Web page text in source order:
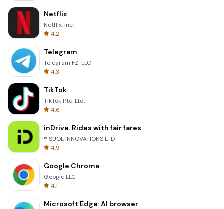
Netflix
Netflix, Inc.
4.2
Telegram
Telegram FZ-LLC
4.3
TikTok
TikTok Pte. Ltd.
4.6
inDrive. Rides with fair fares
® SUOL INNOVATIONS LTD
4.9
Google Chrome
Google LLC
4.1
Microsoft Edge: AI browser